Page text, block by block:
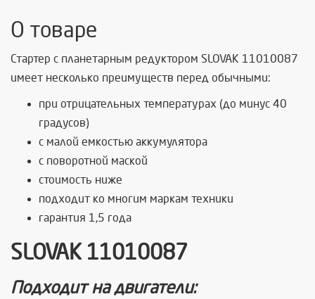
О товаре
Стартер с планетарным редуктором SLOVAK 11010087
имеет несколько преимуществ перед обычными:
при отрицательных температурах (до минус 40
градусов)
с малой емкостью аккумулятора
с поворотной маской
стоимость ниже
подходит ко многим маркам техники
гарантия 1,5 года
SLOVAK 11010087
Подходит на двигатели: